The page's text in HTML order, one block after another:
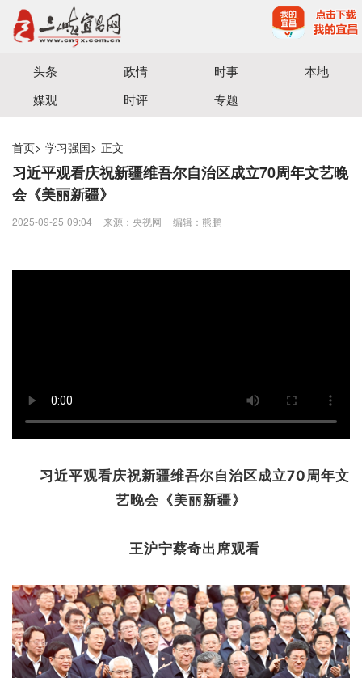
宜昌三峡融媒体中心主办
头条 政情 时事
本地
媒观
时评 专题
首页> 学习强国> 正文
习近平观看庆祝新疆维吾尔自治区成立70周年文艺晚
会《美丽新疆》
2025-09-25 09:04 来源：央视网 编辑：熊鹏
习近平观看庆祝新疆维吾尔自治区成立70周年文
艺晚会《美丽新疆》
王沪宁蔡奇出席观看